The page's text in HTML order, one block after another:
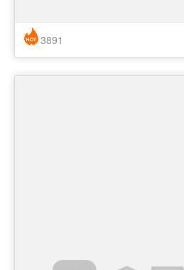
简历风格： 简洁 / 时尚 / 应届生
3891